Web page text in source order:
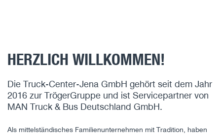
HERZLICH WILLKOMMEN!
Die Truck-Center-Jena GmbH gehört seit dem Jahr
2016 zur TrögerGruppe und ist Servicepartner von
MAN Truck & Bus Deutschland GmbH.
Als mittelständisches Familienunternehmen mit Tradition, haben